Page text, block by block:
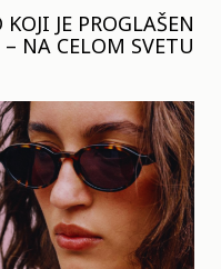
JE PROGLAŠEN
NA CELOM SVETU